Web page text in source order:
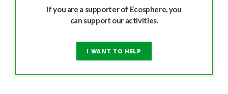
If you are a supporter of Ecosphere, you
can support our activities.
I WANT TO HELP